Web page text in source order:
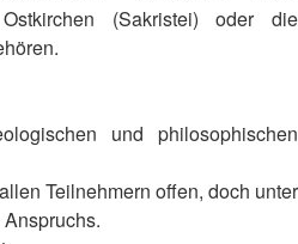
(Sakristei) oder die
und philosophischen
Teilnehmern offen, doch unter